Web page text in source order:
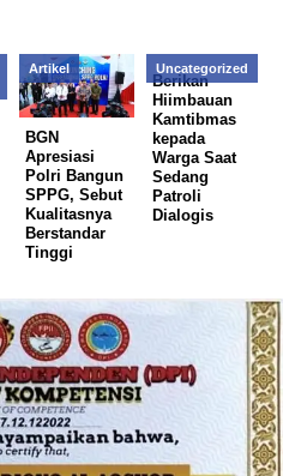
Artikel
BGN
Apresiasi
Polri Bangun
SPPG, Sebut
Kualitasnya
Berstandar
Tinggi
Uncategorized
Berikan
Hiimbauan
Kamtibmas
kepada
Warga Saat
Sedang
Patroli
Dialogis